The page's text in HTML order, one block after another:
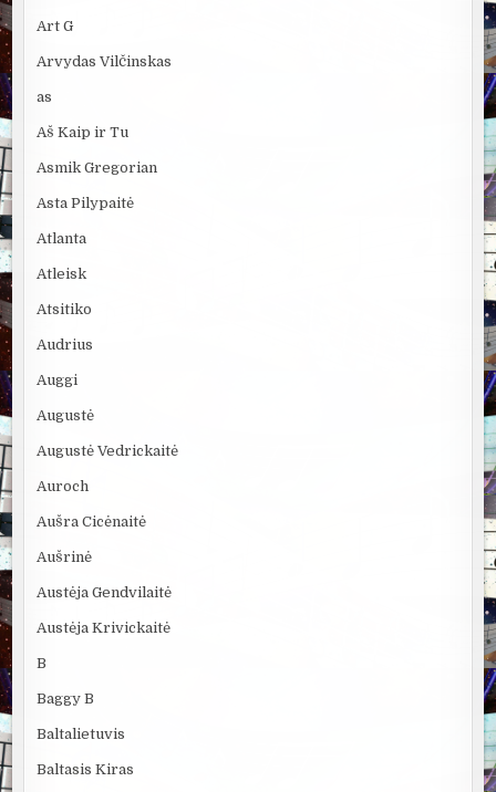
Art G
Arvydas Vilčinskas
as
Aš Kaip ir Tu
Asmik Gregorian
Asta Pilypaitė
Atlanta
Atleisk
Atsitiko
Audrius
Auggi
Augustė
Augustė Vedrickaitė
Auroch
Aušra Cicėnaitė
Aušrinė
Austėja Gendvilaitė
Austėja Krivickaitė
B
Baggy B
Baltalietuvis
Baltasis Kiras